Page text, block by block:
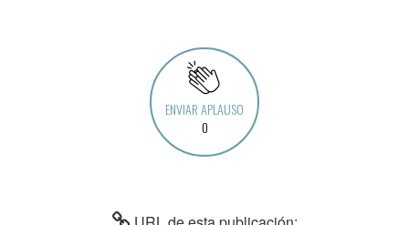
ENVIAR APLAUSO
0